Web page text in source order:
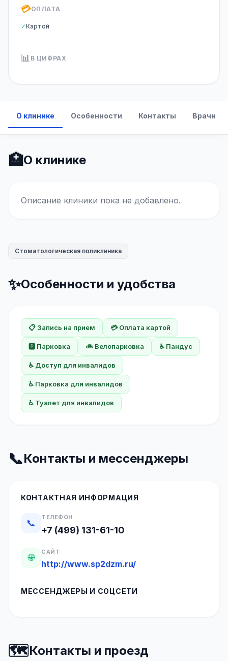
💳ОПЛАТА
✓Картой
📊 В ЦИФРАХ
О клинике Особенности Контакты Врачи
🏥О клинике
Описание клиники пока не добавлено.
Стоматологическая поликлиника
✨Особенности и удобства
📋 Запись на прием 💳 Оплата картой
🅿️ Парковка 🚲 Велопарковка ♿ Пандус
♿ Доступ для инвалидов
♿ Парковка для инвалидов
♿ Туалет для инвалидов
📞Контакты и мессенджеры
КОНТАКТНАЯ ИНФОРМАЦИЯ
📞
ТЕЛЕФОН
+7 (499) 131-61-10
🌐
САЙТ
http://www.sp2dzm.ru/
МЕССЕНДЖЕРЫ И СОЦСЕТИ
🗺️Контакты и проезд